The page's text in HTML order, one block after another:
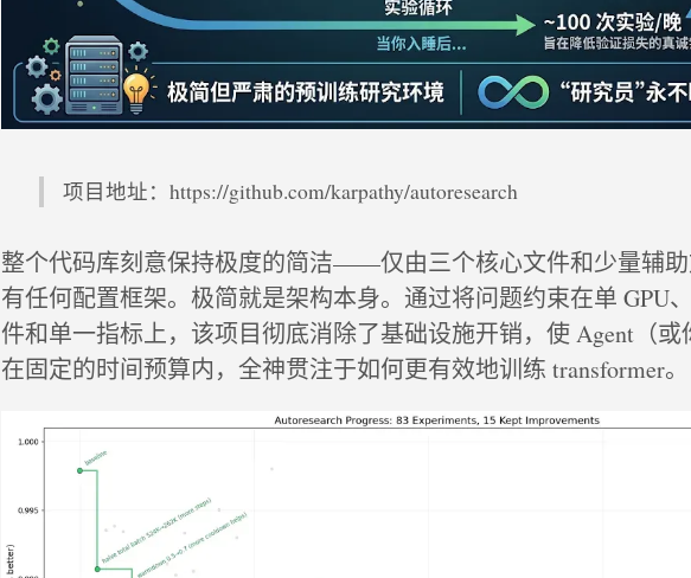
项目地址：https://github.com/karpathy/autoresearch
整个代码库刻意保持极度的简洁——仅由三个核心文件和少量辅
有任何配置框架。极简就是架构本身。通过将问题约束在单 GPU
件和单一指标上，该项目彻底消除了基础设施开销，使 Agent（
在固定的时间预算内，全神贯注于如何更有效地训练 transformer。